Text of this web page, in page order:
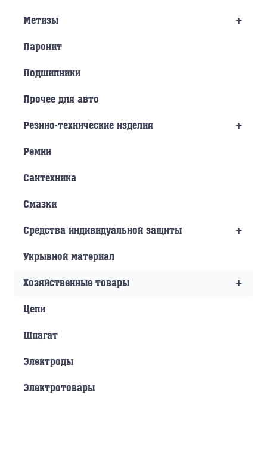
+
Метизы
Паронит
Подшипники
Прочее для авто
+
Резино-технические изделия
Ремни
Сантехника
Смазки
+
Средства индивидуальной защиты
Укрывной материал
+
Хозяйственные товары
Цепи
Шпагат
Электроды
Электротовары